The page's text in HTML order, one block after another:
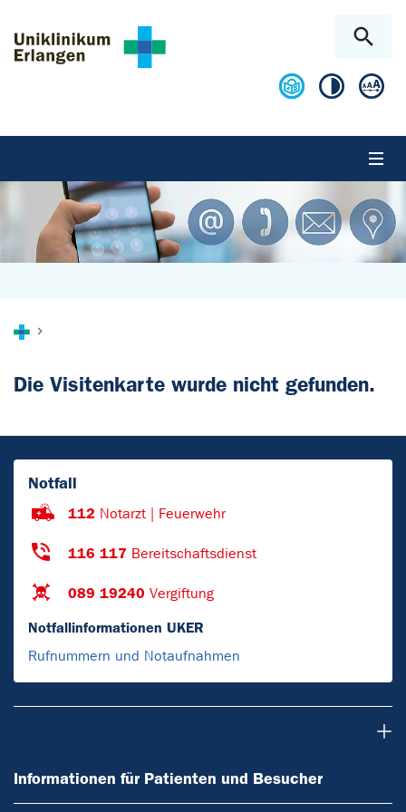
Die Visitenkarte wurde nicht gefunden.
Notfall
112 Notarzt | Feuerwehr
116 117 Bereitschaftsdienst
089 19240 Vergiftung
Notfallinformationen UKER
Rufnummern und Notaufnahmen
Informationen für Patienten und Besucher